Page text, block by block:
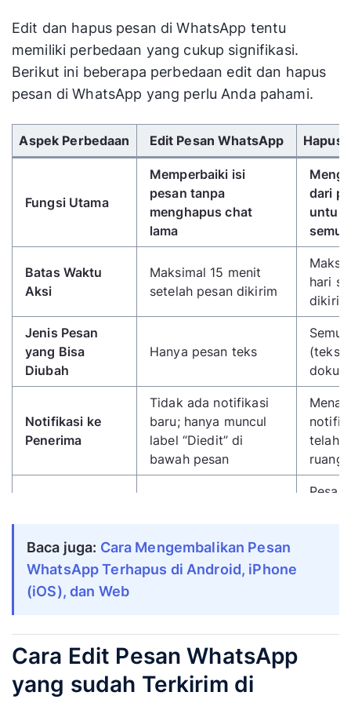
Edit dan hapus pesan di WhatsApp tentu
memiliki perbedaan yang cukup signifikasi.
Berikut ini beberapa perbedaan edit dan hapus
pesan di WhatsApp yang perlu Anda pahami.
Gunakan tombol panah kiri/kanan untuk
Aspek Perbedaan Edit Pesan WhatsApp Hapus
Fungsi Utama
Memperbaiki isi
pesan tanpa
menghapus chat
lama
dari
untuk
Batas Waktu
Aksi
Maksimal 15 menit
setelah pesan dikirim
hari
dikirim
Jenis Pesan
yang Bisa
Diubah
Hanya pesan teks
(teks,
Notifikasi ke
Penerima
Tidak ada notifikasi
baru; hanya muncul
label “Diedit” di
bawah pesan
telah
ruang
Riwayat Chat
terlihat, hanya isi teks
yang diperbarui
Label Indikator
di samping waktu
pengiriman
pesan
Baca juga: Cara Mengembalikan Pesan
WhatsApp Terhapus di Android, iPhone
(iOS), dan Web
Cara Edit Pesan WhatsApp
yang sudah Terkirim di